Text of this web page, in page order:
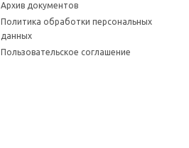
Архив документов
Политика обработки персональных
данных
Пользовательское соглашение